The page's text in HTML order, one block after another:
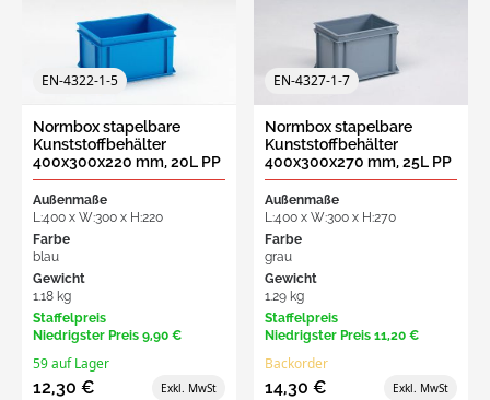
EN-4322-1-5
Normbox stapelbare
Kunststoffbehälter
400x300x220 mm, 20L PP
virgin blau
Außenmaße
L:400 x W:300 x H:220
Farbe
blau
Gewicht
1.18 kg
Staffelpreis
Niedrigster Preis 9,90 €
59 auf Lager
12,30 €
EN-4327-1-7
Normbox stapelbare
Kunststoffbehälter
400x300x270 mm, 25L PP
virgin grau
Außenmaße
L:400 x W:300 x H:270
Farbe
grau
Gewicht
1.29 kg
Staffelpreis
Niedrigster Preis 11,20 €
Backorder
14,30 €